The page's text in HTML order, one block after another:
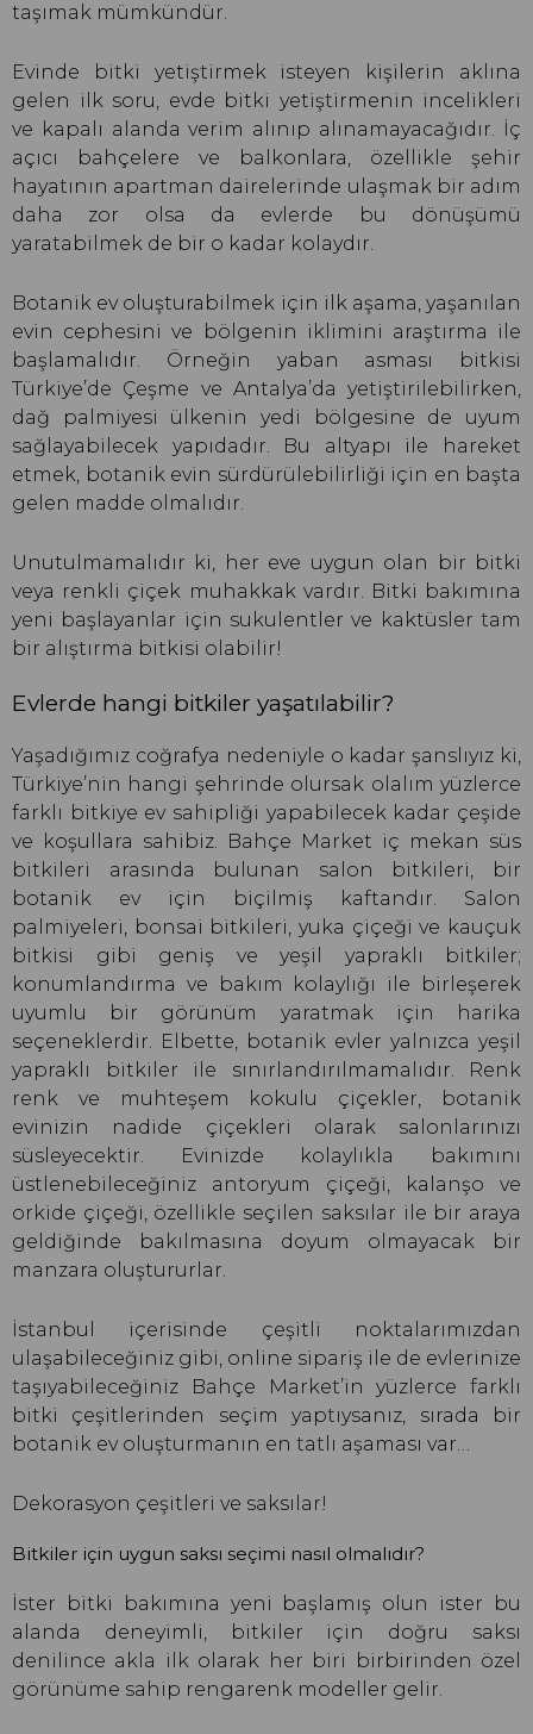
taşımak mümkündür.
Evinde bitki yetiştirmek isteyen kişilerin aklına
gelen ilk soru, evde bitki yetiştirmenin incelikleri
ve kapalı alanda verim alınıp alınamayacağıdır. İç
açıcı bahçelere ve balkonlara, özellikle şehir
hayatının apartman dairelerinde ulaşmak bir adım
daha zor olsa da evlerde bu dönüşümü
yaratabilmek de bir o kadar kolaydır.
Botanik ev oluşturabilmek için ilk aşama, yaşanılan
evin cephesini ve bölgenin iklimini araştırma ile
başlamalıdır. Örneğin yaban asması bitkisi
Türkiye’de Çeşme ve Antalya’da yetiştirilebilirken,
dağ palmiyesi ülkenin yedi bölgesine de uyum
sağlayabilecek yapıdadır. Bu altyapı ile hareket
etmek, botanik evin sürdürülebilirliği için en başta
gelen madde olmalıdır.
Unutulmamalıdır ki, her eve uygun olan bir bitki
veya renkli çiçek muhakkak vardır. Bitki bakımına
yeni başlayanlar için sukulentler ve kaktüsler tam
bir alıştırma bitkisi olabilir!
Evlerde hangi bitkiler yaşatılabilir?
Yaşadığımız coğrafya nedeniyle o kadar şanslıyız ki,
Türkiye’nin hangi şehrinde olursak olalım yüzlerce
farklı bitkiye ev sahipliği yapabilecek kadar çeşide
ve koşullara sahibiz. Bahçe Market iç mekan süs
bitkileri arasında bulunan salon bitkileri, bir
botanik ev için biçilmiş kaftandır. Salon
palmiyeleri, bonsai bitkileri, yuka çiçeği ve kauçuk
bitkisi gibi geniş ve yeşil yapraklı bitkiler;
konumlandırma ve bakım kolaylığı ile birleşerek
uyumlu bir görünüm yaratmak için harika
seçeneklerdir. Elbette, botanik evler yalnızca yeşil
yapraklı bitkiler ile sınırlandırılmamalıdır. Renk
renk ve muhteşem kokulu çiçekler, botanik
evinizin nadide çiçekleri olarak salonlarınızı
süsleyecektir. Evinizde kolaylıkla bakımını
üstlenebileceğiniz antoryum çiçeği, kalanşo ve
orkide çiçeği, özellikle seçilen saksılar ile bir araya
geldiğinde bakılmasına doyum olmayacak bir
manzara oluştururlar.
İstanbul içerisinde çeşitli noktalarımızdan
ulaşabileceğiniz gibi, online sipariş ile de evlerinize
taşıyabileceğiniz Bahçe Market’in yüzlerce farklı
bitki çeşitlerinden seçim yaptıysanız, sırada bir
botanik ev oluşturmanın en tatlı aşaması var…
Dekorasyon çeşitleri ve saksılar!
Bitkiler için uygun saksı seçimi nasıl olmalıdır?
İster bitki bakımına yeni başlamış olun ister bu
alanda deneyimli, bitkiler için doğru saksı
denilince akla ilk olarak her biri birbirinden özel
görünüme sahip rengarenk modeller gelir.